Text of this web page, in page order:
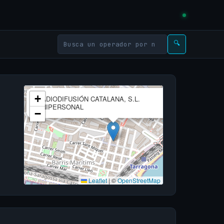
🔍
RADIODIFUSIÓN CATALANA, S.L.
UNIPERSONAL
+
−
Leaflet|©OpenStreetMap